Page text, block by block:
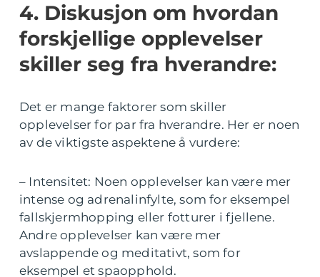
4. Diskusjon om hvordan
forskjellige opplevelser
skiller seg fra hverandre:
Det er mange faktorer som skiller
opplevelser for par fra hverandre. Her er noen
av de viktigste aspektene å vurdere:
– Intensitet: Noen opplevelser kan være mer
intense og adrenalinfylte, som for eksempel
fallskjermhopping eller fotturer i fjellene.
Andre opplevelser kan være mer
avslappende og meditativt, som for
eksempel et spaopphold.